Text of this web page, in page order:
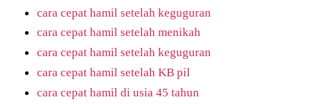
cara cepat hamil setelah keguguran
cara cepat hamil setelah menikah
cara cepat hamil setelah keguguran
cara cepat hamil setelah KB pil
cara cepat hamil di usia 45 tahun